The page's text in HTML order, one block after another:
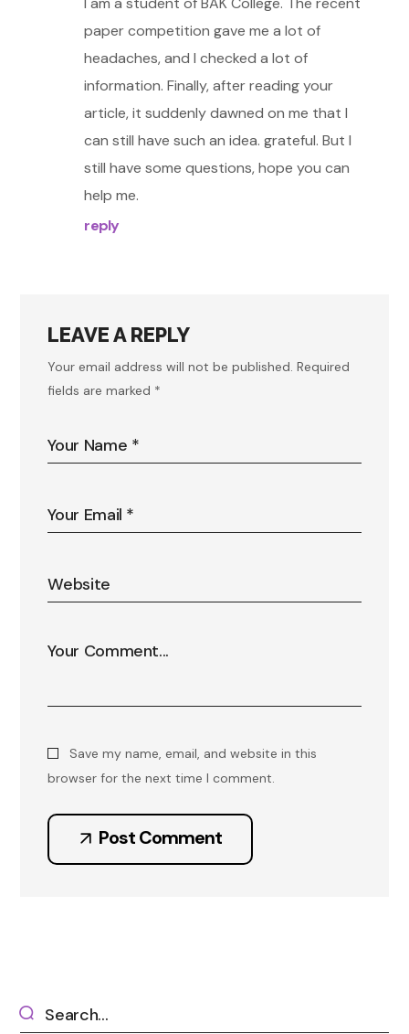
paper competition gave me a lot of
headaches, and I checked a lot of
information. Finally, after reading your
article, it suddenly dawned on me that I
can still have such an idea. grateful. But I
still have some questions, hope you can
help me.
reply
LEAVE A REPLY
Your email address will not be published. Required
fields are marked *
Save my name, email, and website in this
browser for the next time I comment.
Post Comment